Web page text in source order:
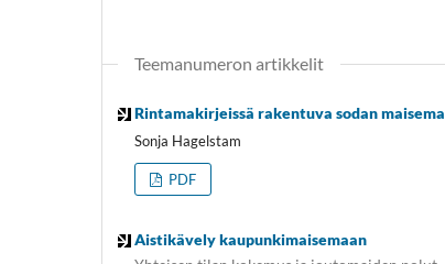
Teemanumeron artikkelit
Rintamakirjeissä rakentuva sodan maisema
Sonja Hagelstam
PDF
Aistikävely kaupunkimaisemaan